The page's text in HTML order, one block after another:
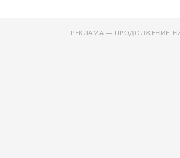
РЕКЛАМА — ПРОДОЛЖЕНИЕ